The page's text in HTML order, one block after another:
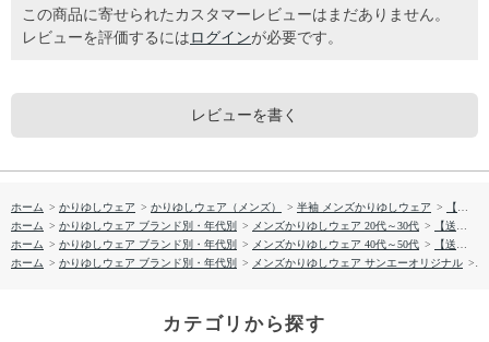
この商品に寄せられたカスタマーレビューはまだありません。
レビューを評価するには ログインが必要です。
レビューを書く
ホーム > かりゆしウェア > かりゆしウェア（メンズ） > 半袖 メンズかりゆしウェア >
【送料無料】しゅり花たより かりゆしウェア P-GSM52013S
ホーム > かりゆしウェア ブランド別・年代別 > メンズかりゆしウェア 20代～30代 >
【送料無料】しゅり花たより かりゆしウェア P-GSM52013S
ホーム > かりゆしウェア ブランド別・年代別 > メンズかりゆしウェア 40代～50代 >
【送料無料】しゅり花たより かりゆしウェア P-GSM52013S
ホーム > かりゆしウェア ブランド別・年代別 > メンズかりゆしウェア サンエーオリジナル
カテゴリから探す